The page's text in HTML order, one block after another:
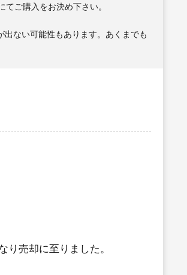
ご購入をお決め下さい。
ない可能性もあります。あくまでも
売却に至りました。